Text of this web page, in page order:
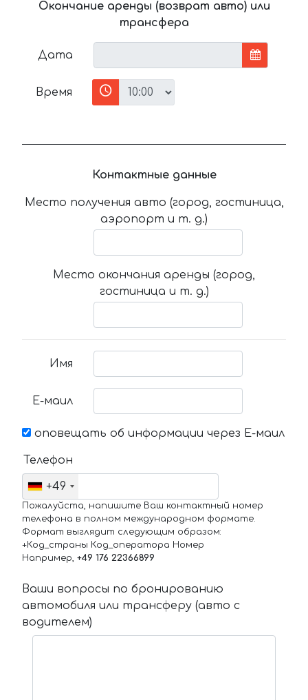
Окончание аренды (возврат авто) или
трансфера
Дата
Время
Контактные данные
Место получения авто (город, гостиница,
аэропорт и т. д.)
Место окончания аренды (город,
гостиница и т. д.)
Имя
Е-маил
оповещать об информации через Е-маил
Телефон
+49
Пожалуйста, напишите Ваш контактный номер
телефона в полном международном формате.
Формат выглядит следующим образом:
+Код_страны Код_оператора Номер
Например, +49 176 22366899
Ваши вопросы по бронированию
автомобиля или трансферу (авто с
водителем)